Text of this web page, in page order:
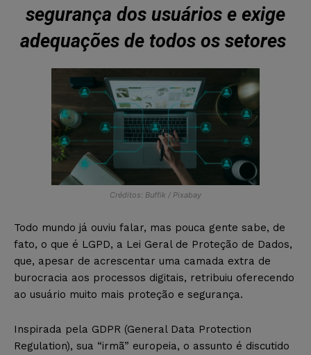
segurança dos usuários e exige
adequações de todos os setores
Créditos: Buffik / Pixabay
Todo mundo já ouviu falar, mas pouca gente sabe, de
fato, o que é LGPD, a Lei Geral de Proteção de Dados,
que, apesar de acrescentar uma camada extra de
burocracia aos processos digitais, retribuiu oferecendo
ao usuário muito mais proteção e segurança.
Inspirada pela GDPR (General Data Protection
Regulation), sua “irmã” europeia, o assunto é discutido